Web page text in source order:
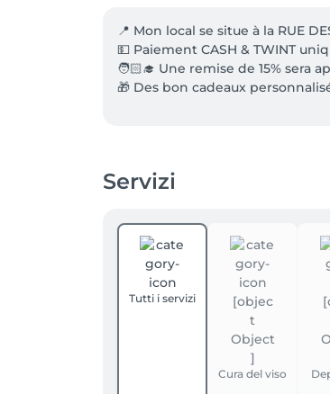
📍 Mon local se situe à la RUE
💵 Paiement CASH & TWINT
🧑🏻‍🎓 Une remise de 15%
🎁 Des bon cadeaux
Servizi
Tutti i servizi
Cura del viso